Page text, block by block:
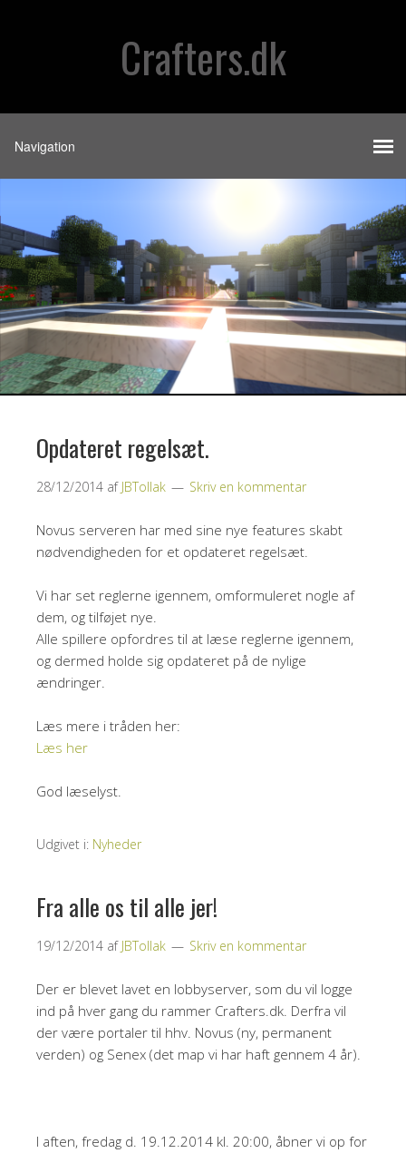
Crafters.dk
Opdateret regelsæt.
28/12/2014 af JBTollak Skriv en kommentar
Novus serveren har med sine nye features skabt
nødvendigheden for et opdateret regelsæt.
Vi har set reglerne igennem, omformuleret nogle af
dem, og tilføjet nye.
Alle spillere opfordres til at læse reglerne igennem,
og dermed holde sig opdateret på de nylige
ændringer.
Læs mere i tråden her:
Læs her
God læselyst.
Udgivet i: Nyheder
Fra alle os til alle jer!
19/12/2014 af JBTollak Skriv en kommentar
Der er blevet lavet en lobbyserver, som du vil logge
ind på hver gang du rammer Crafters.dk. Derfra vil
der være portaler til hhv. Novus (ny, permanent
verden) og Senex (det map vi har haft gennem 4 år).
I aften, fredag d. 19.12.2014 kl. 20:00, åbner vi op for